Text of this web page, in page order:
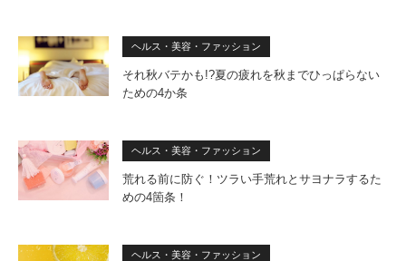
ヘルス・美容・ファッション
それ秋バテかも!?夏の疲れを秋までひっぱらない
ための4か条
ヘルス・美容・ファッション
荒れる前に防ぐ！ツラい手荒れとサヨナラするた
めの4箇条！
ヘルス・美容・ファッション